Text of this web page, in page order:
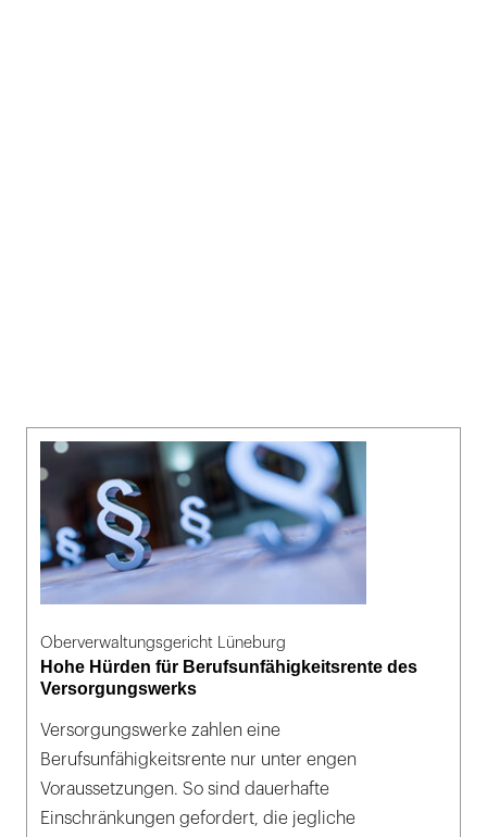
Oberverwaltungsgericht Lüneburg
Hohe Hürden für Berufsunfähigkeitsrente des
Versorgungswerks
Versorgungswerke zahlen eine
Berufsunfähigkeitsrente nur unter engen
Voraussetzungen. So sind dauerhafte
Einschränkungen gefordert, die jegliche